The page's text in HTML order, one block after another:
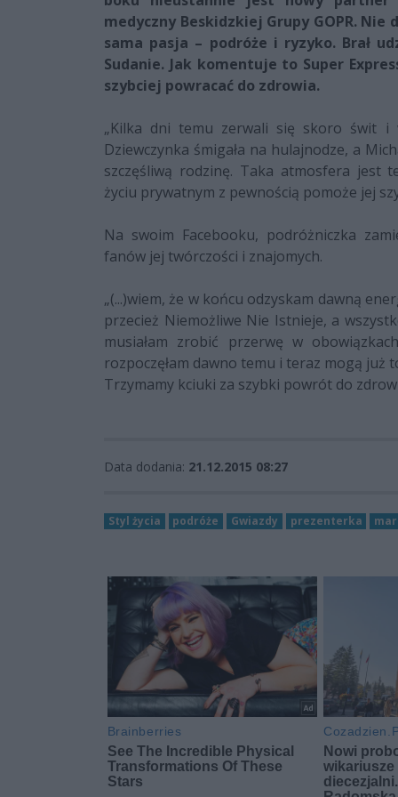
medyczny Beskidzkiej Grupy GOPR.
sama pasja – podróże i ryzyko. Brał
Sudanie. Jak komentuje to Super
szybciej powracać do zdrowia.
„Kilka dni temu zerwali się skoro świt i
Dziewczynka śmigała na hulajnodze, a
szczęśliwą rodzinę. Taka atmosfera jest
życiu prywatnym z pewnością pomoże jej
Na swoim Facebooku, podróżniczka
fanów jej twórczości i znajomych.
„(...)wiem, że w końcu odzyskam dawną
przecież Niemożliwe Nie Istnieje, a
musiałam zrobić przerwę w
rozpoczęłam dawno temu i teraz mogą już
Trzymamy kciuki za szybki powrót do
Data dodania: 21.12.2015 08:27
Styl życia podróże Gwiazdy prezenterka